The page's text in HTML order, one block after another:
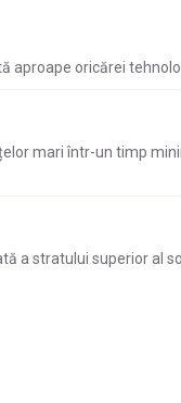
aproape oricărei
mari într-un timp
a stratului superior al